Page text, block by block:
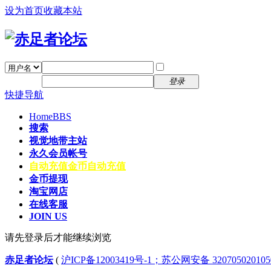
设为首页收藏本站
登录
快捷导航
HomeBBS
搜索
视觉地带主站
永久会员帐号
自动充值金币自动充值
金币提现
淘宝网店
在线客服
JOIN US
请先登录后才能继续浏览
赤足者论坛( 沪ICP备12003419号-1；苏公网安备